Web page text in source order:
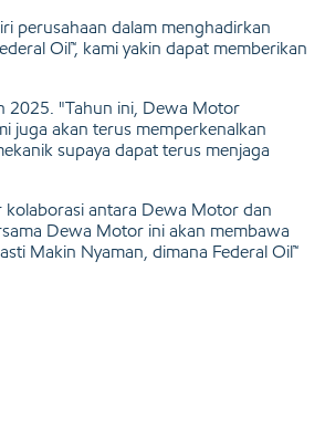
perusahaan dalam menghadirkan
Oil™, kami yakin dapat memberikan
2025. "Tahun ini, Dewa Motor
juga akan terus memperkenalkan
supaya dapat terus menjaga
kolaborasi antara Dewa Motor dan
Dewa Motor ini akan membawa
Makin Nyaman, dimana Federal Oil™